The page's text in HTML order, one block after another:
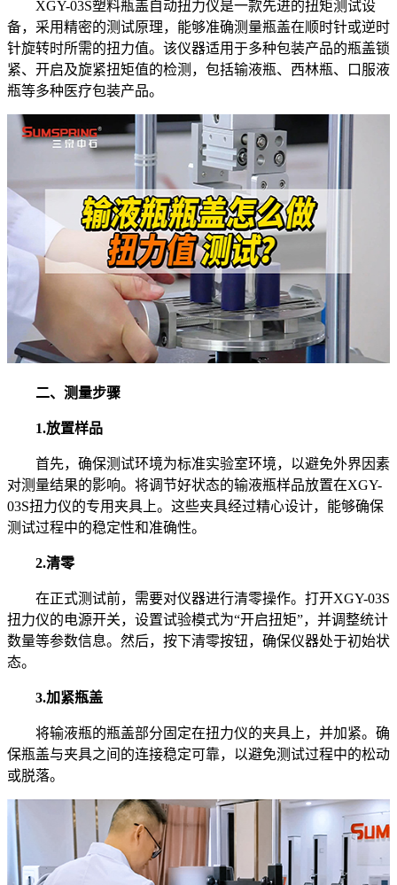
XGY-03S塑料瓶盖自动扭力仪是一款先进的扭矩测试设
备，采用精密的测试原理，能够准确测量瓶盖在顺时针或逆时
针旋转时所需的扭力值。该仪器适用于多种包装产品的瓶盖锁
紧、开启及旋紧扭矩值的检测，包括输液瓶、西林瓶、口服液
瓶等多种医疗包装产品。
二、测量步骤
1.放置样品
首先，确保测试环境为标准实验室环境，以避免外界因素
对测量结果的影响。将调节好状态的输液瓶样品放置在XGY-
03S扭力仪的专用夹具上。这些夹具经过精心设计，能够确保
测试过程中的稳定性和准确性。
2.清零
在正式测试前，需要对仪器进行清零操作。打开XGY-03S
扭力仪的电源开关，设置试验模式为“开启扭矩”，并调整统计
数量等参数信息。然后，按下清零按钮，确保仪器处于初始状
态。
3.加紧瓶盖
将输液瓶的瓶盖部分固定在扭力仪的夹具上，并加紧。确
保瓶盖与夹具之间的连接稳定可靠，以避免测试过程中的松动
或脱落。